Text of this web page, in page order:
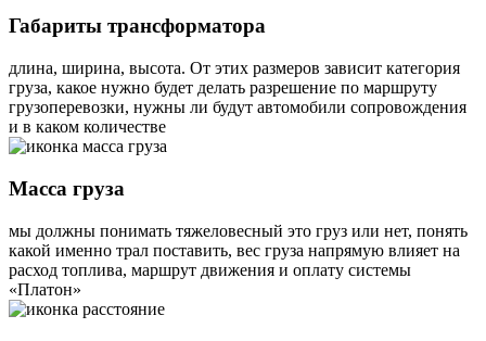
Габариты трансформатора
длина, ширина, высота. От этих размеров зависит категория
груза, какое нужно будет делать разрешение по маршруту
грузоперевозки, нужны ли будут автомобили сопровождения
и в каком количестве
Масса груза
мы должны понимать тяжеловесный это груз или нет, понять
какой именно трал поставить, вес груза напрямую влияет на
расход топлива, маршрут движения и оплату системы
«Платон»